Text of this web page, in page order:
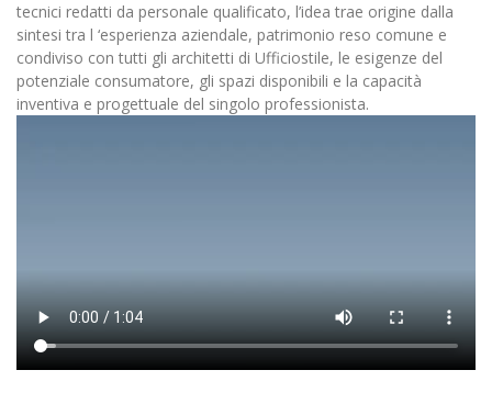
tecnici redatti da personale qualificato, l’idea trae origine dalla
sintesi tra l ‘esperienza aziendale, patrimonio reso comune e
condiviso con tutti gli architetti di Ufficiostile, le esigenze del
potenziale consumatore, gli spazi disponibili e la capacità
inventiva e progettuale del singolo professionista.